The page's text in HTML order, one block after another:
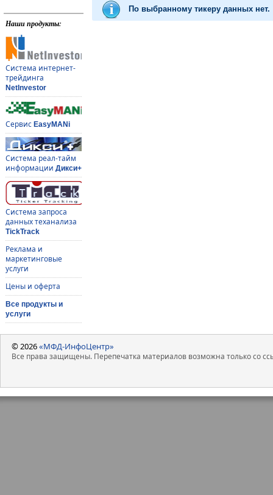
Наши продукты:
Система интернет-
трейдинга
NetInvestor
Сервис EasyMANi
Система реал-тайм
информации Дикси+
Система запроса
данных теханализа
TickTrack
Реклама и
маркетинговые
услуги
Цены и оферта
Все продукты и
услуги
По выбранному тикеру данных нет.
© 2026«МФД-ИнфоЦентр»
Все права защищены. Перепечатка материалов возможна только со